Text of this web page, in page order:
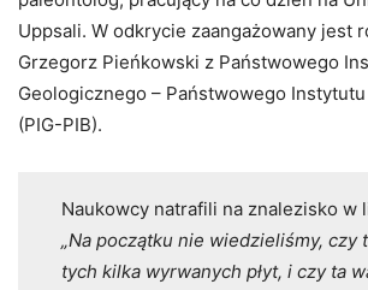
Uppsali. W odkrycie zaangażowany jest
Grzegorz Pieńkowski z Państwowego
Geologicznego – Państwowego
(PIG-PIB).
Naukowcy natrafili na znalezisko w
„Na początku nie wiedzieliśmy, czy
tych kilka wyrwanych płyt, i czy ta